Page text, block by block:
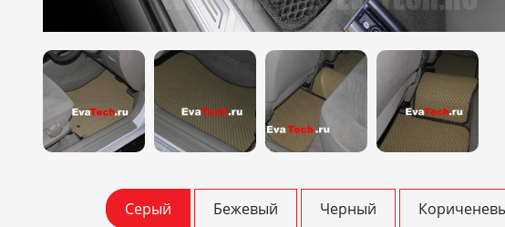
Серый Бежевый Черный